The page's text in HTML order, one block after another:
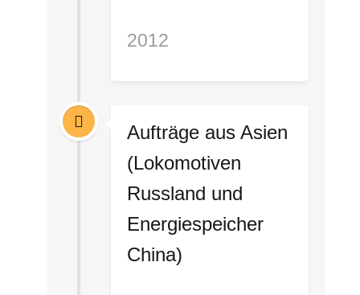
2012
Aufträge aus Asien
(Lokomotiven
Russland und
Energiespeicher
China)